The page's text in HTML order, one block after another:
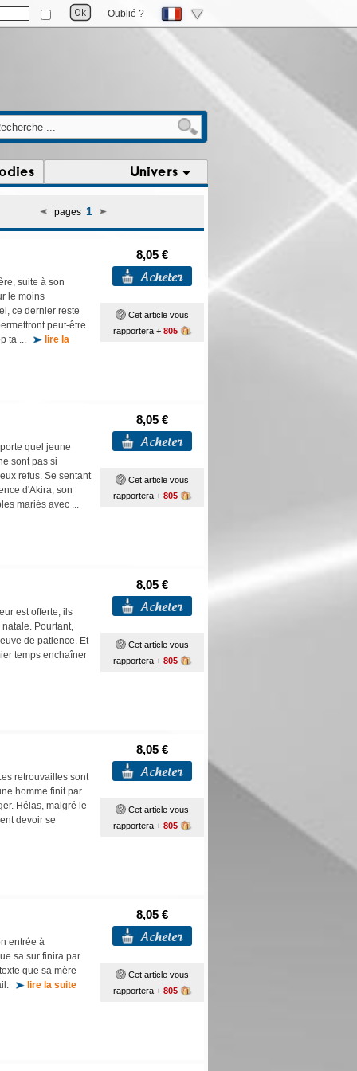
Oublié ?
Univers
pages 1
suite à son
le moins
ce dernier reste
peut-être
ta ...
lire la
8,05 €
Cet article vous
rapportera + 805
quel jeune
sont pas si
refus. Se sentant
d'Akira, son
mariés avec ...
8,05 €
Cet article vous
rapportera + 805
est offerte, ils
Pourtant,
de patience. Et
temps enchaîner
8,05 €
Cet article vous
rapportera + 805
retrouvailles sont
homme finit par
Hélas, malgré le
devoir se
8,05 €
Cet article vous
rapportera + 805
entrée à
sa sur finira par
que sa mère
lire la suite
8,05 €
Cet article vous
rapportera + 805